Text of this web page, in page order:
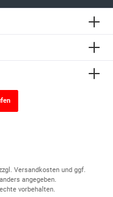
Versandkostenund ggf.
angegeben.
vorbehalten.